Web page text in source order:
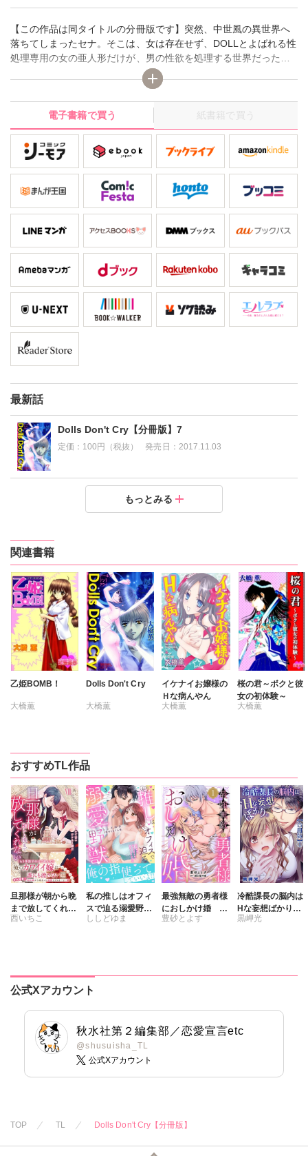
【この作品は同タイトルの分冊版です】突然、中世風の異世界へ
落ちてしまったセナ。そこは、女は存在せず、DOLLとよばれる性
処理専用の女の亜人形だけが、男の性欲を処理する世界だった！
女というだけで、何度も犯される危険にあったセナを助けてくれ
たのは、一緒にこの世界に落ちてきたシン。いつしか惹かれあう
二人はやがて互いのカラダをむさぼりあう……。それは性欲じゃ
なくて、快楽でもない、愛という名の最高の快感──。
電子書籍で買う 紙書籍で買う
最新話
Dolls Don't Cry【分冊版】7
定価： 100円（税抜） 発売日： 2017.11.03
Dolls Don't Cry【分冊版】6
250円（税抜） 発売日：2017.11.03
Dolls Don't Cry【分冊版】5
200円（税抜） 発売日：2017.11.03
Dolls Don't Cry【分冊版】4
200円（税抜） 発売日：2017.11.03
Dolls Don't Cry【分冊版】3
200円（税抜） 発売日：2017.11.03
Dolls Don't Cry【分冊版】2
200円（税抜） 発売日：2017.11.03
Dolls Don't Cry【分冊版】1
200円（税抜） 発売日：2017.11.03
もっとみる
関連書籍
乙姫BOMB！
大橋薫
Dolls Don't Cry
大橋薫
イケナイお嬢様の
Ｈな病んやん
大橋薫
桜の君～ボクと彼
女の初体験～
大橋薫
おすすめTL作品
旦那様が朝から晩
まで放してくれな
いⅧ エッチで甘い
西いちこ
私の推しはオフィ
スで迫る溺愛野獣
～聖域無視、迫ら
ししどゆま
最強無敵の勇者様
におしかけ婚 義
実家に搾取されて
豊砂とよす
冷酷課長の脳内は
Hな妄想ばかり。
【合冊版】
黒岬光
公式Xアカウント
秋水社第２編集部／恋愛宣言etc
@shusuisha_TL
公式Xアカウント
TOP TL Dolls Don't Cry【分冊版】